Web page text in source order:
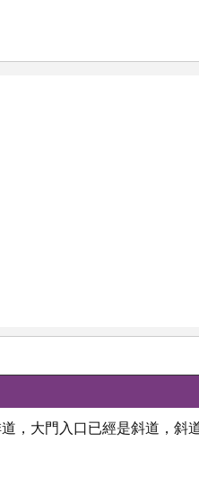
，大門入口已經是斜道，斜